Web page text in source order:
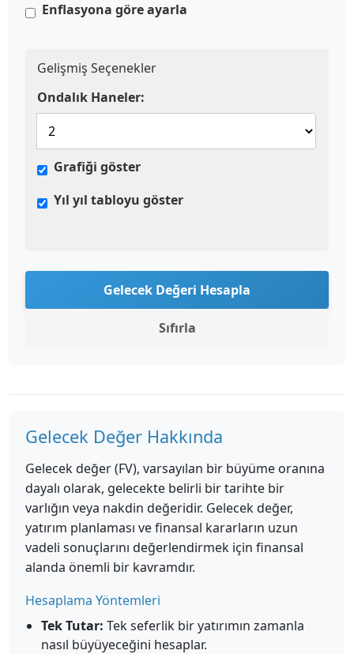
Enflasyona göre ayarla
Gelişmiş Seçenekler
Ondalık Haneler:
Grafiği göster
Yıl yıl tabloyu göster
Gelecek Değeri Hesapla
Sıfırla
Gelecek Değer Hakkında
Gelecek değer (FV), varsayılan bir büyüme oranına
dayalı olarak, gelecekte belirli bir tarihte bir
varlığın veya nakdin değeridir. Gelecek değer,
yatırım planlaması ve finansal kararların uzun
vadeli sonuçlarını değerlendirmek için finansal
alanda önemli bir kavramdır.
Hesaplama Yöntemleri
Tek Tutar: Tek seferlik bir yatırımın zamanla
nasıl büyüyeceğini hesaplar.